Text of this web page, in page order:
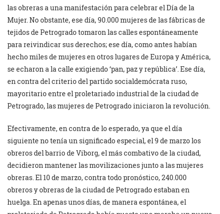
las obreras a una manifestación para celebrar el Día de la
Mujer. No obstante, ese día, 90.000 mujeres de las fábricas de
tejidos de Petrogrado tomaron las calles espontáneamente
para reivindicar sus derechos; ese día, como antes habían
hecho miles de mujeres en otros lugares de Europa y América,
se echaron a la calle exigiendo ‘pan, paz y república’. Ese día,
en contra del criterio del partido socialdemócrata ruso,
mayoritario entre el proletariado industrial de la ciudad de
Petrogrado, las mujeres de Petrogrado iniciaron la revolución.
Efectivamente, en contra de lo esperado, ya que el día
siguiente no tenía un significado especial, el 9 de marzo los
obreros del barrio de Viborg, el más combativo de la ciudad,
decidieron mantener las movilizaciones junto a las mujeres
obreras. El 10 de marzo, contra todo pronóstico, 240.000
obreros y obreras de la ciudad de Petrogrado estaban en
huelga. En apenas unos días, de manera espontánea, el